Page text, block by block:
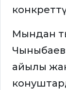
Мындан
Чыныбаев
айылы